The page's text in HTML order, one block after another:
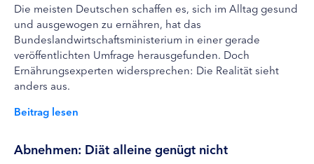
Die meisten Deutschen schaffen es, sich im Alltag gesund
und ausgewogen zu ernähren, hat das
Bundeslandwirtschaftsministerium in einer gerade
veröffentlichten Umfrage herausgefunden. Doch
Ernährungsexperten widersprechen: Die Realität sieht
anders aus.
Beitrag lesen
Abnehmen: Diät alleine genügt nicht